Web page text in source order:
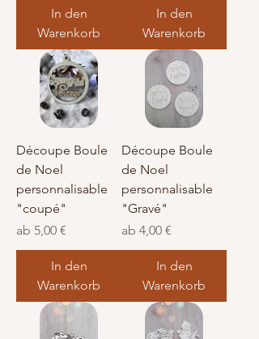
In den
Warenkorb
In den
Warenkorb
Découpe Boule
de Noel
personnalisable
"coupé"
ab 5,00 €
Sale-Preis
In den
Warenkorb
Découpe Boule
de Noel
personnalisable
"Gravé"
ab 4,00 €
Sale-Preis
In den
Warenkorb